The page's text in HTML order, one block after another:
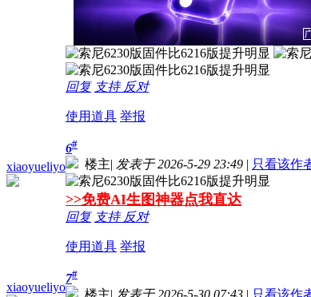
回复 支持 反对
使用道具 举报
xiaoyueliyo
6#
楼主| 发表于 2026-5-29 23:49 | 只看该作
>>免费AI生图神器点我直达
回复 支持 反对
使用道具 举报
xiaoyueliyo
7#